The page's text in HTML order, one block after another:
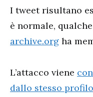
I tweet risultano
è normale,
archive.org ha
L’attacco viene
dallo stesso profilo